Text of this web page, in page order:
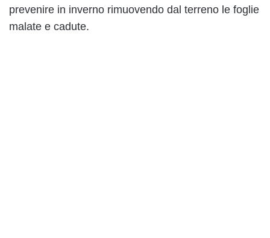
prevenire in inverno rimuovendo dal terreno le foglie
malate e cadute.